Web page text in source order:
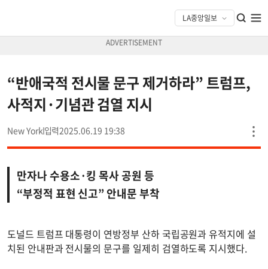
“반애국적 전시물 문구 제거하라” 트럼프,
사적지·기념관 검열 지시
New York 2025.06.19 19:38
만자나 수용소·킹 목사 공원 등
“부정적 표현 신고” 안내문 부착
도널드 트럼프 대통령이 연방정부 산하 국립공원과 유적지에 설
치된 안내판과 전시물의 문구를 일제히 검열하도록 지시했다.